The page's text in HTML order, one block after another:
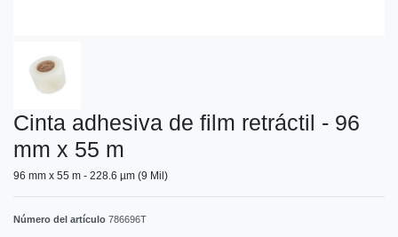
Cinta adhesiva de film retráctil - 96
mm x 55 m
96 mm x 55 m - 228.6 µm (9 Mil)
Número del artículo 786696T